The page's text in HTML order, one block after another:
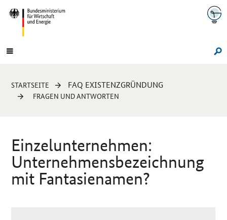
Navigation
Hauptmenü
Sie
sind
STARTSEITE FAQ EXISTENZGRÜNDUNG
FRAGEN UND ANTWORTEN
Einzelunternehmen:
Unternehmensbezeichnung
mit Fantasienamen?